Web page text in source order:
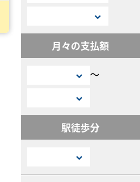
月々の支払額
〜
駅徒歩分